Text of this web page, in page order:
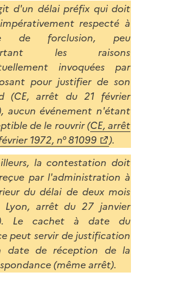
d'un délai préfix qui doit
respecté à
de forclusion, peu
les raisons
invoquées par
pour justifier de son
(CE, arrêt du 21 février
aucun événement n'étant
de le rouvrir (CE, arrêt
1972, n° 81099
).
la contestation doit
par l'administration à
du délai de deux mois
Lyon, arrêt du 27 janvier
Le cachet à date du
peut servir de justification
date de réception de la
(même arrêt).